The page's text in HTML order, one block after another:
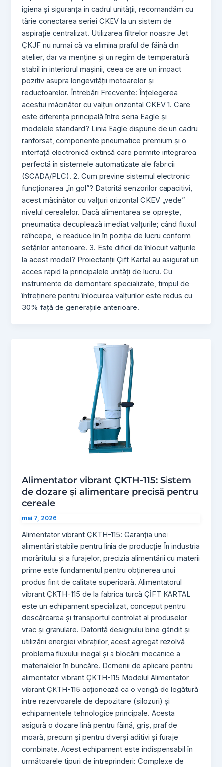
igiena și siguranța în cadrul unității, recomandăm cu
tărie conectarea seriei CKEV la un sistem de
aspirație centralizat. Utilizarea filtrelor noastre Jet
ÇKJF nu numai că va elimina praful de făină din
atelier, dar va menține și un regim de temperatură
stabil în interiorul mașinii, ceea ce are un impact
pozitiv asupra longevității motoarelor și
reductoarelor. Întrebări Frecvente: Înțelegerea
acestui măcinător cu valțuri orizontal CKEV 1. Care
este diferența principală între seria Eagle și
modelele standard? Linia Eagle dispune de un cadru
ranforsat, componente pneumatice premium și o
interfață electronică extinsă care permite integrarea
perfectă în sistemele automatizate ale fabricii
(SCADA/PLC). 2. Cum previne sistemul electronic
funcționarea „în gol”? Datorită senzorilor capacitivi,
acest măcinător cu valțuri orizontal CKEV „vede”
nivelul cerealelor. Dacă alimentarea se oprește,
pneumatica decuplează imediat valțurile; când fluxul
reîncepe, le readuce lin în poziția de lucru conform
setărilor anterioare. 3. Este dificil de înlocuit valțurile
la acest model? Proiectanții Çift Kartal au asigurat un
acces rapid la principalele unități de lucru. Cu
instrumente de demontare specializate, timpul de
întreținere pentru înlocuirea valțurilor este redus cu
30% față de generațiile anterioare.
Alimentator vibrant ÇKTH-115: Sistem
de dozare și alimentare precisă pentru
cereale
mai 7, 2026
Alimentator vibrant ÇKTH-115: Garanția unei
alimentări stabile pentru linia de producție În industria
morăritului și a furajelor, precizia alimentării cu materii
prime este fundamentul pentru obținerea unui
produs finit de calitate superioară. Alimentatorul
vibrant ÇKTH-115 de la fabrica turcă ÇİFT KARTAL
este un echipament specializat, conceput pentru
descărcarea și transportul controlat al produselor
vrac și granulare. Datorită designului bine gândit și
utilizării energiei vibrațiilor, acest agregat rezolvă
problema fluxului inegal și a blocării mecanice a
materialelor în buncăre. Domenii de aplicare pentru
alimentator vibrant ÇKTH-115 Modelul Alimentator
vibrant ÇKTH-115 acționează ca o verigă de legătură
între rezervoarele de depozitare (silozuri) și
echipamentele tehnologice principale. Acesta
asigură o dozare lină pentru făină, griș, praf de
moară, precum și pentru diverși aditivi și furaje
combinate. Acest echipament este indispensabil în
următoarele tipuri de întreprinderi: Complexe de